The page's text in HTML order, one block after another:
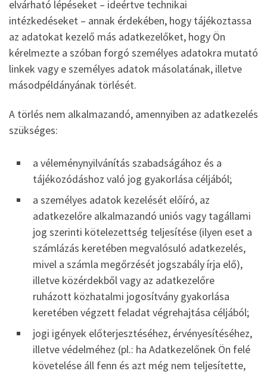
elvárható lépéseket – ideértve technikai
intézkedéseket – annak érdekében, hogy tájékoztassa
az adatokat kezelő más adatkezelőket, hogy Ön
kérelmezte a szóban forgó személyes adatokra mutató
linkek vagy e személyes adatok másolatának, illetve
másodpéldányának törlését.
A törlés nem alkalmazandó, amennyiben az adatkezelés
szükséges:
a véleménynyilvánítás szabadságához és a
tájékozódáshoz való jog gyakorlása céljából;
a személyes adatok kezelését előíró, az
adatkezelőre alkalmazandó uniós vagy tagállami
jog szerinti kötelezettség teljesítése (ilyen eset a
számlázás keretében megvalósuló adatkezelés,
mivel a számla megőrzését jogszabály írja elő),
illetve közérdekből vagy az adatkezelőre
ruházott közhatalmi jogosítvány gyakorlása
keretében végzett feladat végrehajtása céljából;
jogi igények előterjesztéséhez, érvényesítéséhez,
illetve védelméhez (pl.: ha Adatkezelőnek Ön felé
követelése áll fenn és azt még nem teljesítette,